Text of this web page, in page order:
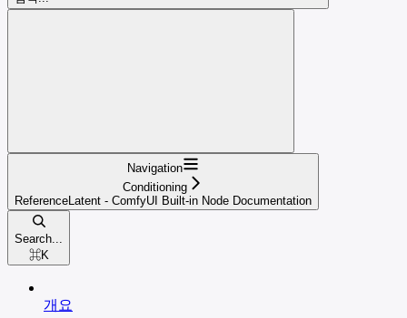
Navigation
Conditioning
ReferenceLatent - ComfyUI Built-in Node Documentation
Search...
⌘K
개요